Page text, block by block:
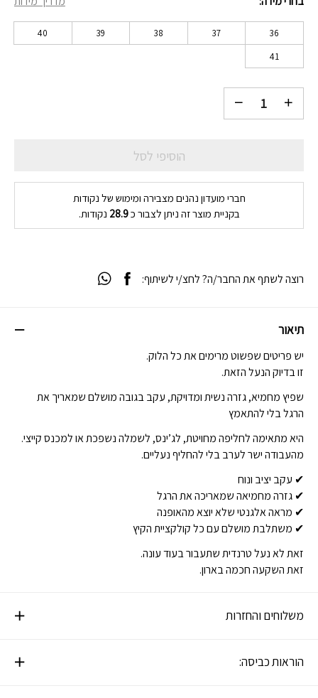
36
37
38
39
40
41
הוסיפי לסל
חברי מועדון נהנים מצבירה ומימוש של נקודות
בקניית מוצר זה ניתן לצבור כ28.9 נקודות.
תיאור
יש פריטים שפשוט מרימים את כל הלוק.
זו בדיוק הנעל הזאת.
שפיץ מחמיא, גזרה נשית ומדויקת, עקב בגובה מושלם שמאריך את
הרגל בלי להתאמץ
היא מתאימה לחליפה מחויטת, לג’ינס, לשמלה נשפכת או למכנס קייצי.
מהעבודה ישר לערב בלי להחליף נעליים.
✔ עקב יציב ונוח
✔ גזרה מחמיאה שמאריכה את הרגל
✔ מראה אלגנטי שלא יוצא מהאופנה
✔ משתלבת מושלם עם כל קולקציית הקיץ
זאת לא נעל טרנדית שתעבור בעוד עונה.
זאת השקעה חכמה בארון.
משלוחים והחזרות
הוראות כביסה:
רוצה לשתף את החבר/ה? לחצ/י לשיתוף: